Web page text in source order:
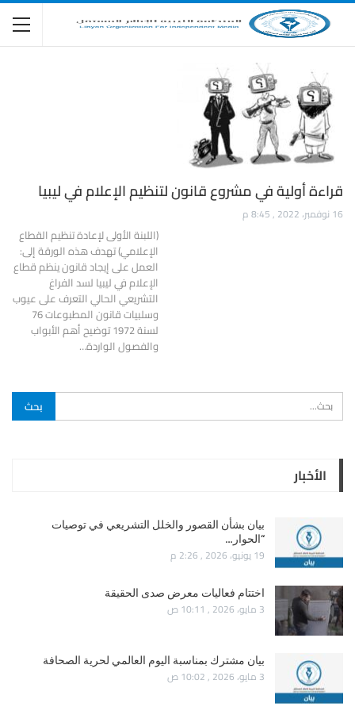
قراءة أولية في مشروع قانون لتنظيم الإعلام في ليبيا
16 نوفمبر، 2022 , 8:45 م
(اللبنة الأولى لإعادة تنظيم القطاع
الإعلامي) تهدف هذه الورقة إلى:
العمل على إيجاد قانون ينظم قطاع
الإعلام في ليبيا لسد الفراغ
التشريعي الحالي التعرف على عيوب
وسلبيات قانون المطبوعات 76
لسنة 1972 توضيح أهم الأبواب
والفصول الواردة…
الأخبار
بيان بشأن القصور والخلل التشريعي في توصيات
“الحوار…
19 يونيو، 2026 , 2:26 م
اختتام فعاليات معرض صدى الحقيقة
3 مايو، 2026 , 10:11 ص
بيان مشترك بمناسبة اليوم العالمي لحرية الصحافة
3 مايو، 2026 , 10:02 ص